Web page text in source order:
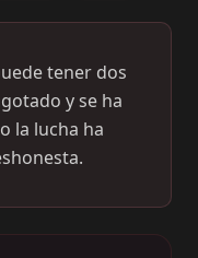
tener dos
y se ha
la lucha ha